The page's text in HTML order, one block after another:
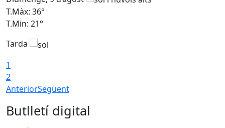
T.Màx: 36°
T.Min: 21°
Tarda
1
2
AnteriorSegüent
Butlletí digital